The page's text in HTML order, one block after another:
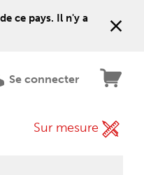
ce pays. Il n'y a
Se connecter
Sur mesure